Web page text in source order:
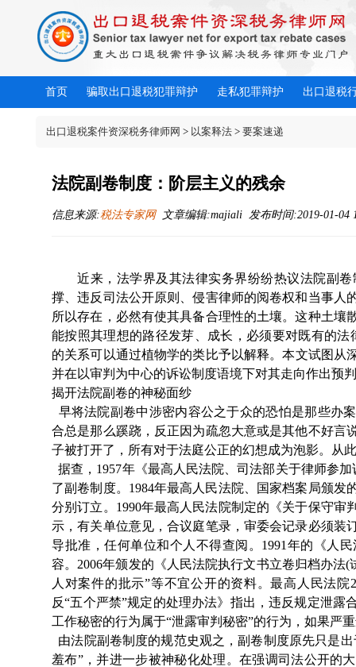
首页 骗取出口退税犯罪辩护 走私犯罪辩护 出口退税
出口退税案件资深税务律师网 > 以案释法 > 要案速递
法院副卷制度：阶层主义的残余
信息来源:税法专家网文章编辑:majiali 发布时间:2019-01-04
近来，法学界及其法律实务界纷纷热议法院副
撑、违反司法公开原则、侵害律师的阅卷权和当事人
所以存在，必然有使其具备合理性的土壤。这种土
能按照其理想的路径发芽、成长，必须要对既有的法
的关系可以通过植物学的类比予以解释。本文试图
并在以审判为中心的诉讼制度语境下对其走向作出预
揭开法院副卷的神秘面纱
早将法院副卷中涉密内容公之于众的恐怕是那些办
合总是那么蹊跷，反正因为疏忽大意或是其他不好言
子被打开了，所有对于法庭公正的幻想成为泡影。从
据查，1957年《最高人民法院、司法部关于律师参
了副卷制度。1984年最高人民法院、国家档案局颁
分别订立。1990年最高人民法院制定的《关于保守
示，有关单位意见，合议庭笔录，审委会记录必须
导批准，任何单位和个人不得查阅。1991年的《人
容。2006年颁发的《人民法院执行文书立卷归档办法
人对案件的批示”等不宜公开的资料。最高人民法
反“五个严禁”规定的处理办法》指出，违反规定泄
工作秘密的行为属于“泄露审判秘密”的行为，如果严
由法院副卷制度的规范史观之，副卷制度原先只是
羞布”，并进一步被神秘化处理。在强调司法公开的